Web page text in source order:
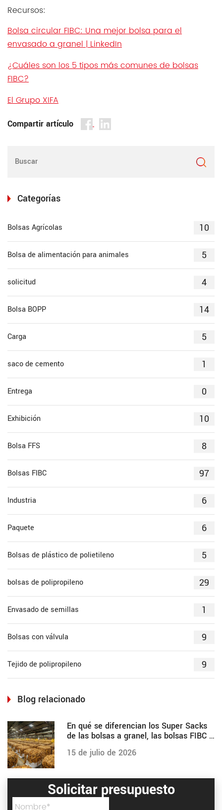
Recursos:
Bolsa circular FIBC: Una mejor bolsa para el
envasado a granel | LinkedIn
¿Cuáles son los 5 tipos más comunes de bolsas
FIBC?
El Grupo XIFA
Compartir artículo
Categorías
Bolsas Agrícolas 10
Bolsa de alimentación para animales 5
solicitud 4
Bolsa BOPP 14
Carga 5
saco de cemento 1
Entrega 0
Exhibición 10
Bolsa FFS 8
Bolsas FIBC 97
Industria 6
Paquete 6
Bolsas de plástico de polietileno 5
bolsas de polipropileno 29
Envasado de semillas 1
Bolsas con válvula 9
Tejido de polipropileno 9
Blog relacionado
En qué se diferencian los Super Sacks
de las bolsas a granel, las bolsas FIBC y
15 de julio de 2026
Solicitar presupuesto